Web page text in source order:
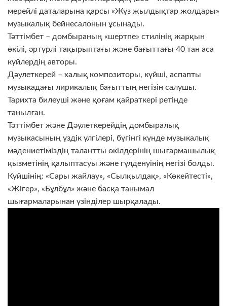
мерейлі даталарына қарсы «Жүз жылдықтар жолдары»
музыкалық бейнесалонын ұсынады.
Тәттімбет – домбыраның «шертпе» стилінің жарқын
өкілі, әртүрлі тақырыптағы және бағыттағы 40 тан аса
күйлердің авторы.
Дәулеткерей – халық композиторы, күйші, аспапты
музыкадағы лирикалық бағыттың негізін салушы.
Тарихта билеуші және қоғам қайраткері ретінде
танылған.
Тәттімбет және Дәулеткерейдің домбыралық
музыкасының үздік үлгілері, бүгінгі күнде музыкалық
мәдениетіміздің талантты өкілдерінің шығармашылық
қызметінің қалыптасуы және гүлденуінің негізі болды.
Күйшінің: «Сары жайлау», «Сылқылдақ», «Көкейтесті»,
«Жігер», «Бұлбұл» және басқа танымал
шығармаларынан үзінділер шырқалады.